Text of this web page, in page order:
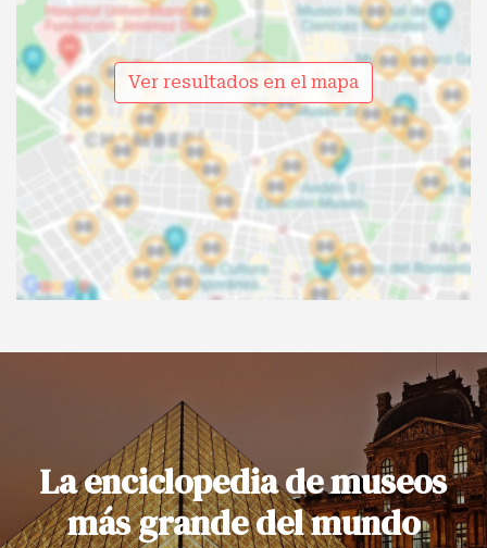
Ver resultados en el mapa
La enciclopedia de museos
más grande del mundo